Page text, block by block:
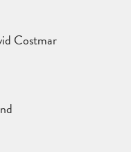
Costmar